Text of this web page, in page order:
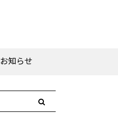
お知らせ